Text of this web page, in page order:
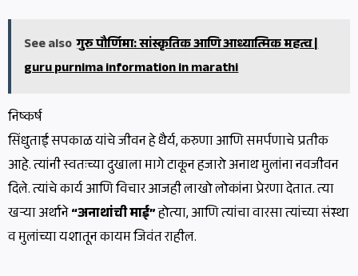
See also गुरु पौर्णिमा: सांस्कृतिक आणि आध्यात्मिक महत्व |
guru purnima information in marathi
निष्कर्ष
सिंधुताई सपकाळ यांचे जीवन हे धैर्य, करुणा आणि समर्पणाचे प्रतीक
आहे. त्यांनी स्वतःच्या दुखाला मागे टाकून हजारो अनाथ मुलांना नवजीवन
दिले. त्यांचे कार्य आणि विचार आजही लाखो लोकांना प्रेरणा देतात. त्या
खऱ्या अर्थाने“अनाथांची माई”होत्या, आणि त्यांचा वारसा त्यांच्या संस्था
व मुलांच्या यशातून कायम जिवंत राहील.